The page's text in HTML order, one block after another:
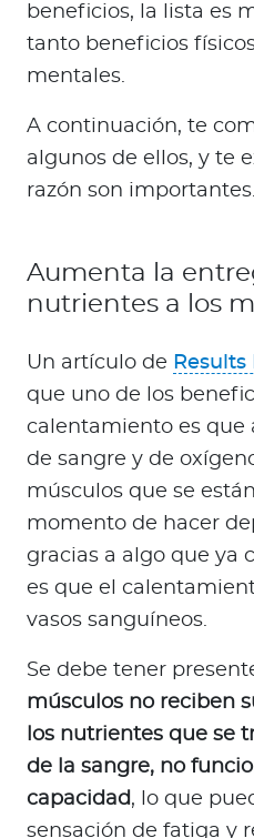
beneficios, la lista es
tanto beneficios
mentales.
A continuación, te
algunos de ellos, y te
razón son importantes.
Aumenta la
nutrientes a los
Un artículo de
que uno de los
calentamiento es que
de sangre y de
músculos que se
momento de hacer
gracias a algo que ya
es que el
vasos sanguíneos.
Se debe tener
músculos no reciben
los nutrientes que se
de la sangre, no
capacidad, lo que
sensación de fatiga y